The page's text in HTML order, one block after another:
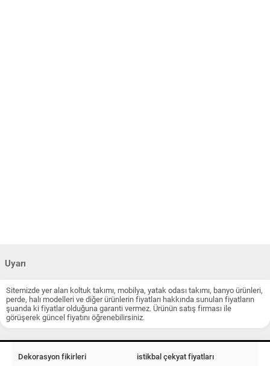
Uyarı
Sitemizde yer alan koltuk takımı, mobilya, yatak odası takımı, banyo ürünleri,
perde, halı modelleri ve diğer ürünlerin fiyatları hakkında sunulan fiyatların
şuanda ki fiyatlar olduğuna garanti vermez. Ürünün satış firması ile
görüşerek güncel fiyatını öğrenebilirsiniz.
Dekorasyon fikirleri istikbal çekyat fiyatları